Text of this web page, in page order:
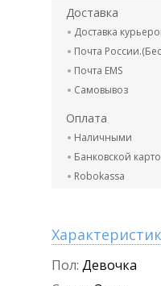
Доставка
Доставка
Почта
Почта EMS
Самовывоз
Оплата
Наличными
Банковской
Robokassa
Пол: Девочка